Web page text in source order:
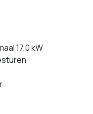
17,0 kW